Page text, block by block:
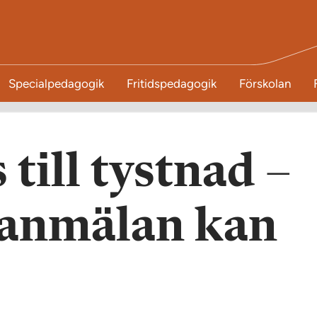
Specialpedagogik Fritidspedagogik Förskolan
till tystnad –
kan